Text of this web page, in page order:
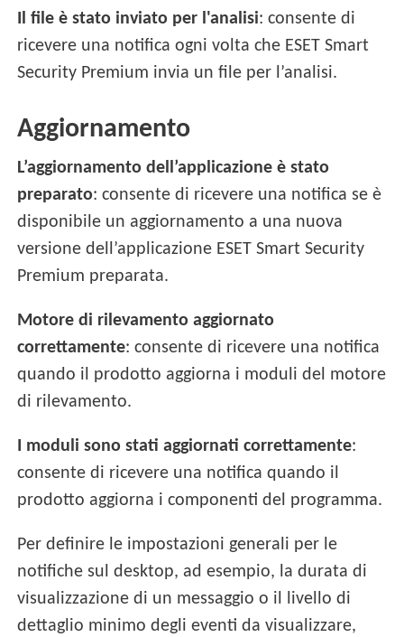
Il file è stato inviato per l'analisi: consente di
ricevere una notifica ogni volta che ESET Smart
Security Premium invia un file per l’analisi.
Aggiornamento
L’aggiornamento dell’applicazione è stato
preparato: consente di ricevere una notifica se è
disponibile un aggiornamento a una nuova
versione dell’applicazione ESET Smart Security
Premium preparata.
Motore di rilevamento aggiornato
correttamente: consente di ricevere una notifica
quando il prodotto aggiorna i moduli del motore
di rilevamento.
I moduli sono stati aggiornati correttamente:
consente di ricevere una notifica quando il
prodotto aggiorna i componenti del programma.
Per definire le impostazioni generali per le
notifiche sul desktop, ad esempio, la durata di
visualizzazione di un messaggio o il livello di
dettaglio minimo degli eventi da visualizzare,